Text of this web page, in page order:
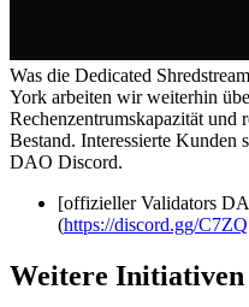
Was die Dedicated
York arbeiten wir weiterhin
Rechenzentrumskapazität und
Bestand. Interessierte Kunden
DAO Discord.
[offizieller Validators
(https://discord.gg/
Weitere Initiativen